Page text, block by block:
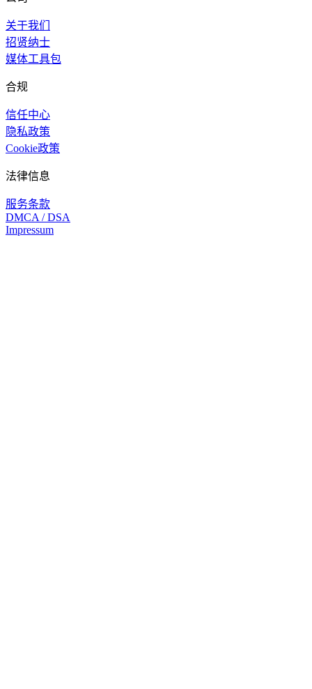
关于我们
招贤纳士
媒体工具包
合规
信任中心
隐私政策
Cookie政策
法律信息
服务条款
DMCA / DSA
Impressum